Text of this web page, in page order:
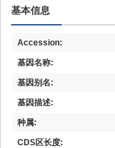
基本信息
Accession:
基因名称:
基因别名:
基因描述:
种属:
CDS区长度: